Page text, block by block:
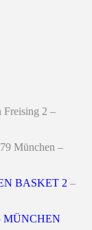
Freising 2 –
München –
BASKET 2 –
MÜNCHEN